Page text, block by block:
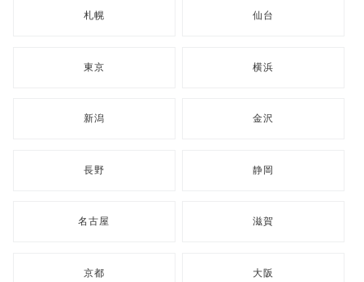
札幌 仙台
東京 横浜
新潟 金沢
長野 静岡
名古屋 滋賀
京都 大阪